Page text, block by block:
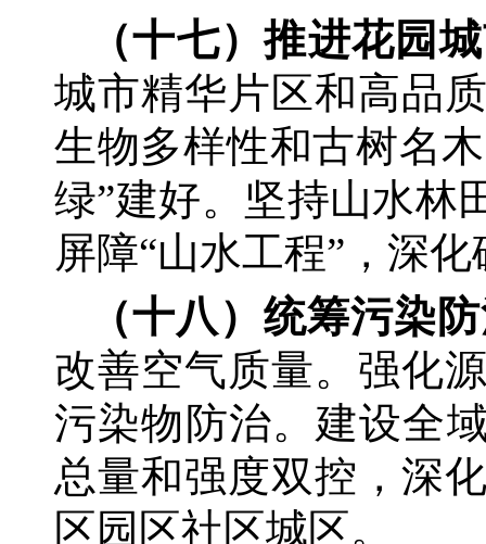
（十七）推进花园
城市精华片区和高品
生物多样性和古树名
绿”建好。坚持山水林
屏障“山水工程”，深
（十八）统筹污染
改善空气质量。强化
污染物防治。建设全
总量和强度双控，深
区园区社区城区。